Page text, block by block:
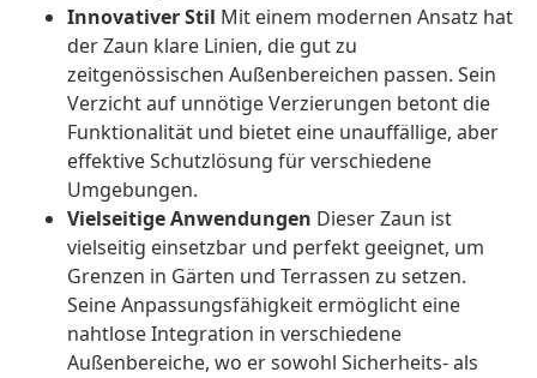
Innovativer Stil Mit einem modernen Ansatz hat
der Zaun klare Linien, die gut zu
zeitgenössischen Außenbereichen passen. Sein
Verzicht auf unnötige Verzierungen betont die
Funktionalität und bietet eine unauffällige, aber
effektive Schutzlösung für verschiedene
Umgebungen.
Vielseitige Anwendungen Dieser Zaun ist
vielseitig einsetzbar und perfekt geeignet, um
Grenzen in Gärten und Terrassen zu setzen.
Seine Anpassungsfähigkeit ermöglicht eine
nahtlose Integration in verschiedene
Außenbereiche, wo er sowohl Sicherheits- als